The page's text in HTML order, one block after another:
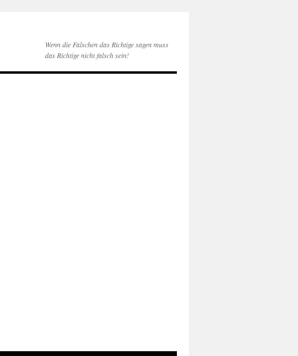
Wenn die Falschen das Richtige sagen muss
das Richtige nicht falsch sein!